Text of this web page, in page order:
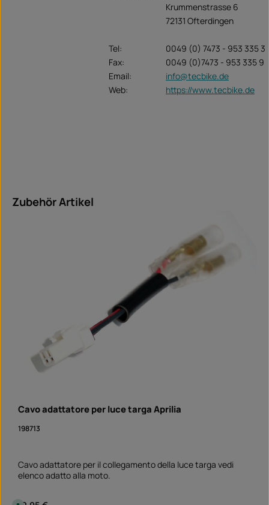
Krummenstrasse 6
72131 Ofterdingen
Tel:
0049 (0) 7473 - 953 335 3
Fax:
0049 (0)7473 - 953 335 9
Email:
info@tecbike.de
Web:
https://www.tecbike.de
Salta la galleria dei prodotti
Zubehör Artikel
Cavo adattatore per luce targa Aprilia
198713
Cavo adattatore per il collegamento della luce targa vedi
elenco adatto alla moto.